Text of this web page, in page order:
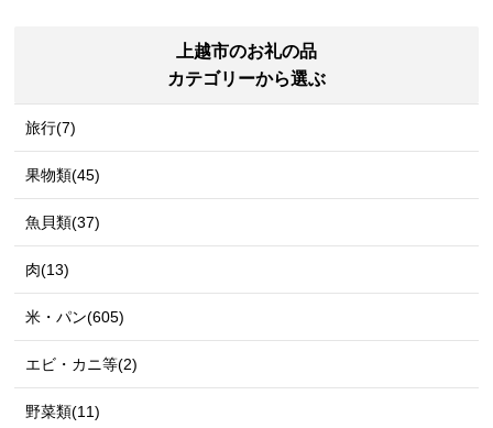
上越市のお礼の品
カテゴリーから選ぶ
旅行(7)
果物類(45)
魚貝類(37)
肉(13)
米・パン(605)
エビ・カニ等(2)
野菜類(11)